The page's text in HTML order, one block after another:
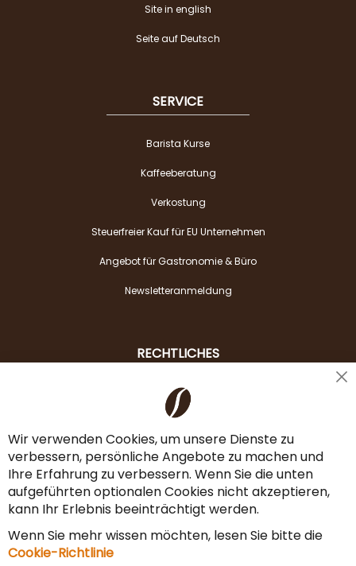
Site in english
Seite auf Deutsch
SERVICE
Barista Kurse
Kaffeeberatung
Verkostung
Steuerfreier Kauf für EU Unternehmen
Angebot für Gastronomie & Büro
Newsletteranmeldung
RECHTLICHES
Liefer- & Versandkosten
AGB & Widerrufsrecht
Vertrag widerrufen
Impressum
Datenschutz & Sicherheit
Wir verwenden Cookies, um unsere Dienste zu
verbessern, persönliche Angebote zu machen und
Ihre Erfahrung zu verbessern. Wenn Sie die unten
aufgeführten optionalen Cookies nicht akzeptieren,
kann Ihr Erlebnis beeinträchtigt werden.
Wenn Sie mehr wissen möchten, lesen Sie bitte die
Cookie-Richtlinie